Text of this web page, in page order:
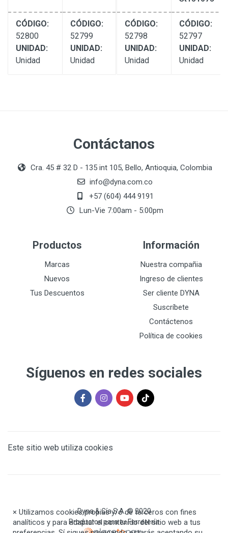
CÓDIGO:
52800
UNIDAD:
Unidad
CÓDIGO:
52799
UNIDAD:
Unidad
CÓDIGO:
52798
UNIDAD:
Unidad
CÓDIGO:
52797
UNIDAD:
Unidad
Contáctanos
Cra. 45 # 32 D - 135 int 105, Bello, Antioquia, Colombia
info@dyna.com.co
+57 (604) 444 9191
Lun-Vie 7:00am - 5:00pm
Productos
Marcas
Nuevos
Tus Descuentos
Información
Nuestra compañia
Ingreso de clientes
Ser cliente DYNA
Suscríbete
Contáctenos
Política de cookies
Síguenos en redes sociales
Este sitio web utiliza cookies
Dyna & Cía S.A. © 2020
Productos para tu Ferretería
× Utilizamos cookies propias y/o de terceros con fines
analíticos y para adaptar el contenido del sitio web a tus